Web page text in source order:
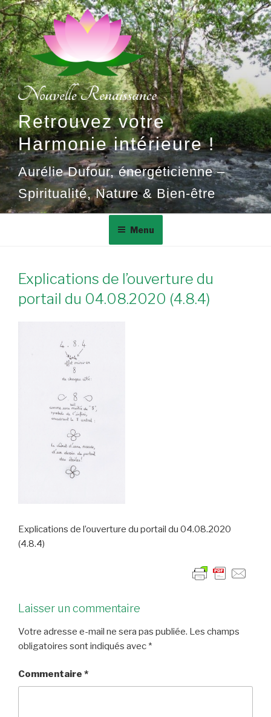
Aller
au
contenu
principal
Retrouvez votre
Harmonie intérieure !
Aurélie Dufour, énergéticienne –
Spiritualité, Nature & Bien-être
Menu
Explications de l’ouverture du
portail du 04.08.2020 (4.8.4)
Explications de l’ouverture du portail du 04.08.2020
(4.8.4)
Laisser un commentaire
Votre adresse e-mail ne sera pas publiée. Les champs
obligatoires sont indiqués avec *
Commentaire *